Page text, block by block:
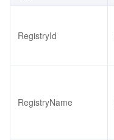
RegistryId
RegistryName